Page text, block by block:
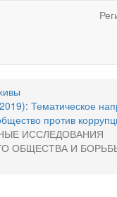
Тематическое
против
ИССЛЕДОВАНИЯ
ОБЩЕСТВА И